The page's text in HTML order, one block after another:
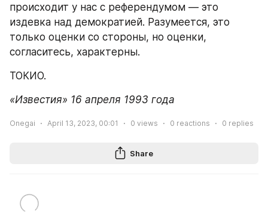
происходит у нас с референдумом — это
издевка над демократией. Разумеется, это
только оценки со стороны, но оценки,
согласитесь, характерны.
ТОКИО.
«Известия» 16 апреля 1993 года
Onegai April 13, 2023, 00:01 0 views 0 reactions 0 replies
Share